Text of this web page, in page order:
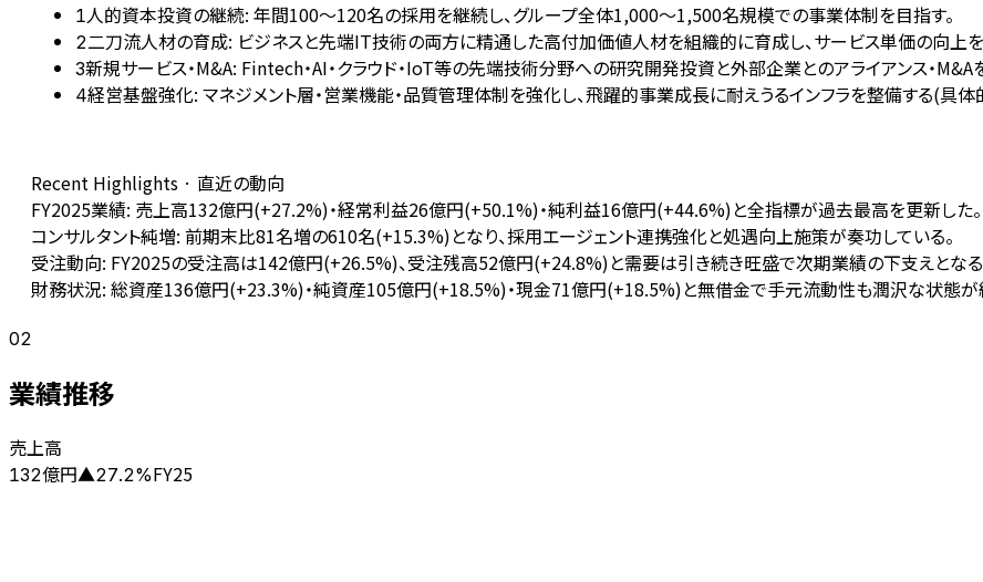
1人的資本投資の継続: 年間100〜120名の採用を継続し、グループ全体1,000〜1,500名規模での事業体制を目指す。
2二刀流人材の育成: ビジネスと先端IT技術の両方に精通した高付加価値人材を組織的に育成し、サービス単価の向上を
3新規サービス・M&A: Fintech・AI・クラウド・IoT等の先端技術分野への研究開発投資と外部企業とのアライアンス・M&A
4経営基盤強化: マネジメント層・営業機能・品質管理体制を強化し、飛躍的事業成長に耐えうるインフラを整備する(具
Recent Highlights · 直近の動向
FY2025業績: 売上高132億円(+27.2%)・経常利益26億円(+50.1%)・純利益16億円(+44.6%)と全指標が過去最高を更新した。
コンサルタント純増: 前期末比81名増の610名(+15.3%)となり、採用エージェント連携強化と処遇向上施策が奏功している。
受注動向: FY2025の受注高は142億円(+26.5%)、受注残高52億円(+24.8%)と需要は引き続き旺盛で次期業績の下支えとなる
財務状況: 総資産136億円(+23.3%)・純資産105億円(+18.5%)・現金71億円(+18.5%)と無借金で手元流動性も潤沢な状態が
02
業績推移
売上高
132億円▲27.2%FY25